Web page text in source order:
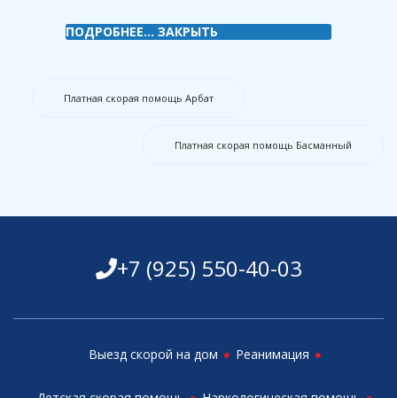
ПОДРОБНЕЕ... ЗАКРЫТЬ
Платная скорая помощь Арбат
Платная скорая помощь Басманный
+7 (925) 550-40-03
Выезд скорой на дом Реанимация